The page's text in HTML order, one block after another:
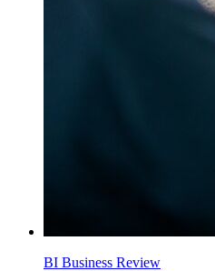
BI Business Review